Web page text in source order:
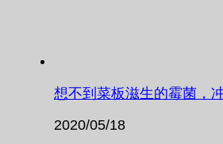
想不到菜板滋生的霉菌，
2020/05/18